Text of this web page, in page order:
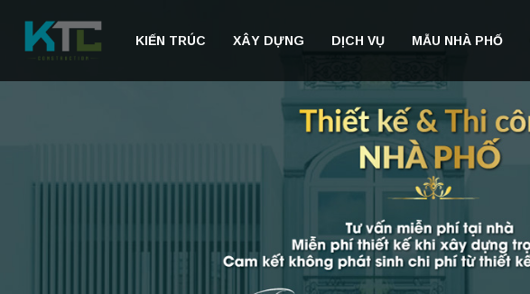
KIẾN TRÚC XÂY DỰNG DỊCH VỤ MẪU NHÀ PHỐ